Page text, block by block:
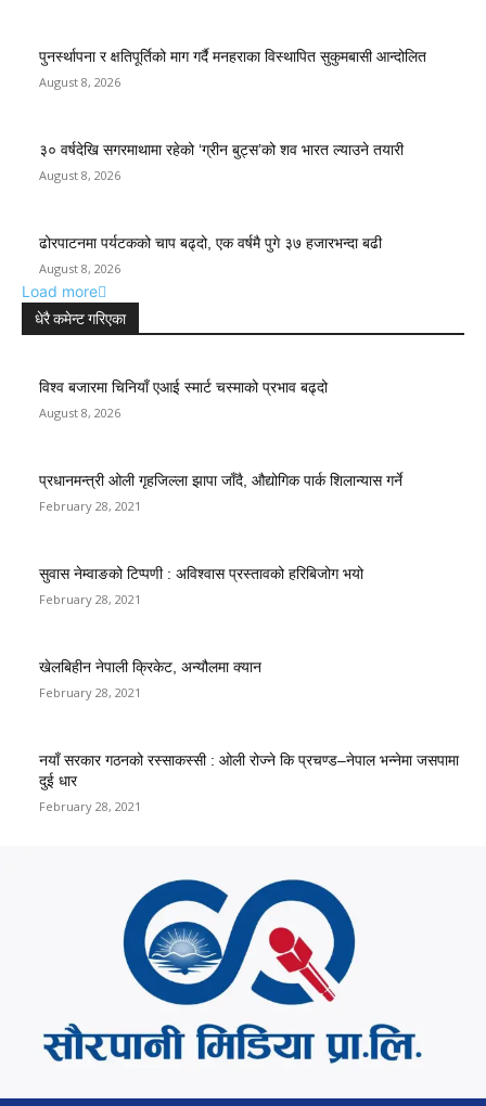
पुनर्स्थापना र क्षतिपूर्तिको माग गर्दै मनहराका विस्थापित सुकुमबासी आन्दोलित
August 8, 2026
३० वर्षदेखि सगरमाथामा रहेको ‘ग्रीन बुट्स’को शव भारत ल्याउने तयारी
August 8, 2026
ढोरपाटनमा पर्यटकको चाप बढ्दो, एक वर्षमै पुगे ३७ हजारभन्दा बढी
August 8, 2026
Load more
धेरै कमेन्ट गरिएका
विश्व बजारमा चिनियाँ एआई स्मार्ट चस्माको प्रभाव बढ्दो
August 8, 2026
प्रधानमन्त्री ओली गृहजिल्ला झापा जाँदै, औद्योगिक पार्क शिलान्यास गर्ने
February 28, 2021
सुवास नेम्वाङको टिप्पणी : अविश्वास प्रस्तावको हरिबिजोग भयो
February 28, 2021
खेलबिहीन नेपाली क्रिकेट, अन्यौलमा क्यान
February 28, 2021
नयाँ सरकार गठनको रस्साकस्सी : ओली रोज्ने कि प्रचण्ड–नेपाल भन्नेमा जसपामा
दुई धार
February 28, 2021